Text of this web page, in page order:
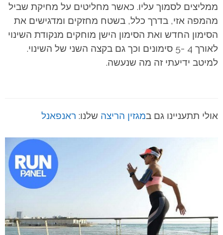
ממליצים לסמוך עליו. כאשר מחליטים על מחיקת שביל
מהמפה אזי, בדרך כלל, בשטח מחזקים ומדגישים את
הסימון החדש ואת הסימון הישן מוחקים מנקודת השינוי
לאורך 4 -5 סימונים וכך גם בקצה השני של השינוי.
למיטב ידיעתי זה מה שנעשה.
אולי תתעניינו גם במגזין הריצה שלנו: ראנפאנל